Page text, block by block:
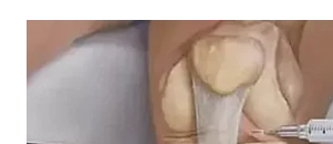
TINGGI